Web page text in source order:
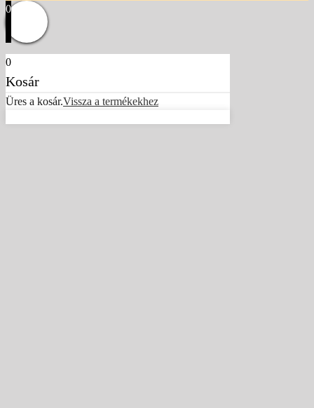
0
0
Kosár
Üres a kosár.Vissza a termékekhez